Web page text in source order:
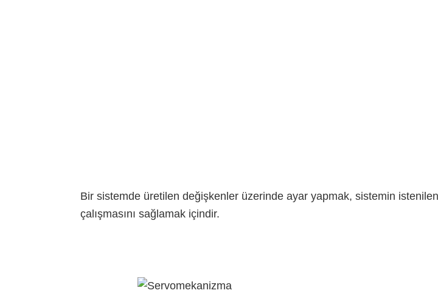
Bir sistemde üretilen değişkenler üzerinde ayar yapmak, sistemin
çalışmasını sağlamak içindir.